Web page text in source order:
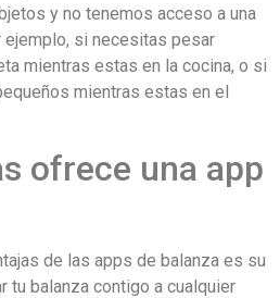
y no tenemos acceso a una
ejemplo, si necesitas pesar
mientras estas en la cocina, o si
mientras estas en el
ofrece una app
de las apps de balanza es su
tu balanza contigo a cualquier